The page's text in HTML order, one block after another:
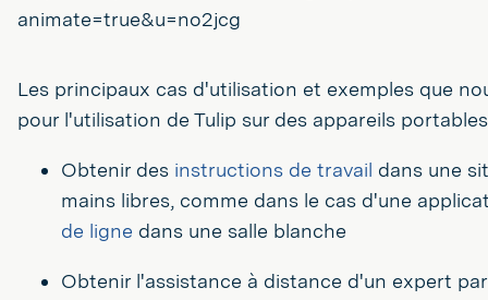
Les principaux cas d'utilisation et exemples que
pour l'utilisation de Tulip sur des appareils
Obtenir des instructions de travail dans une
mains libres, comme dans le cas d'une
de ligne dans une salle blanche
Obtenir l'assistance à distance d'un expert